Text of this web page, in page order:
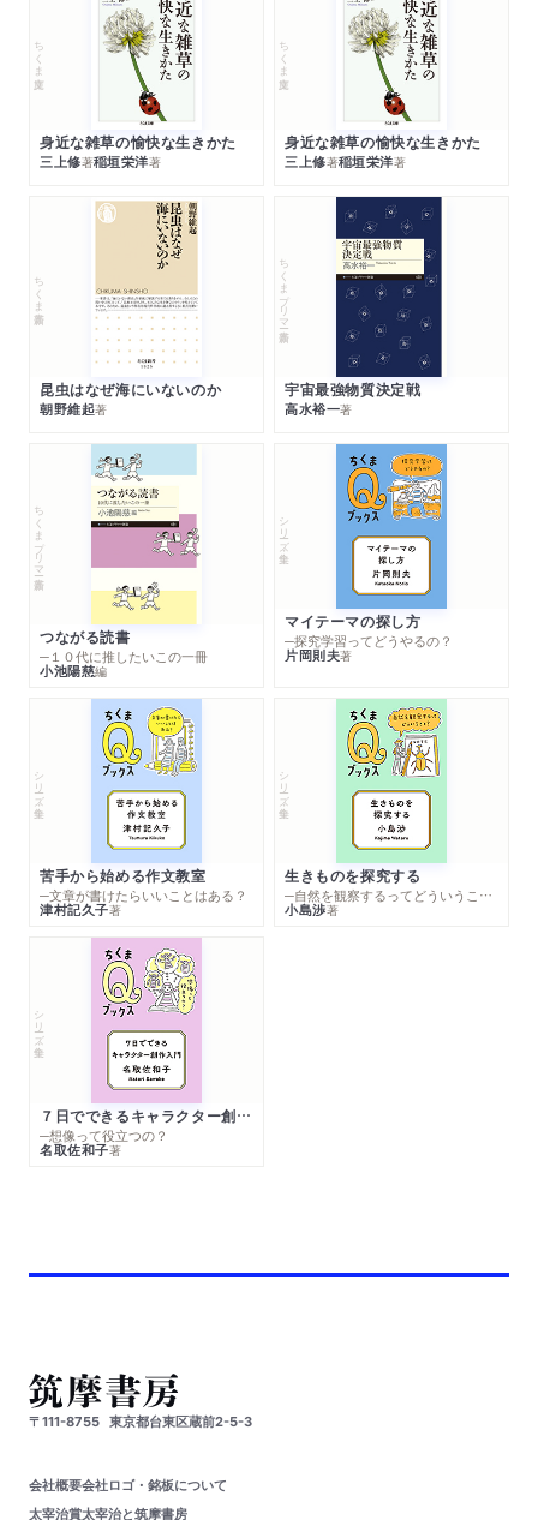
ちくま文庫
身近な雑草の愉快な生きかた
三上修著稲垣栄洋著
ちくま文庫
身近な雑草の愉快な生きかた
三上修著稲垣栄洋著
ちくま新書
昆虫はなぜ海にいないのか
朝野維起著
ちくまプリマー新書
宇宙最強物質決定戦
高水裕一著
ちくまプリマー新書
つながる読書
─１０代に推したいこの一冊
小池陽慈編
シリーズ・全集
マイテーマの探し方
─探究学習ってどうやるの？
片岡則夫著
シリーズ・全集
苦手から始める作文教室
─文章が書けたらいいことはある？
津村記久子著
シリーズ・全集
生きものを探究する
─自然を観察するってどういうこと？
小島渉著
シリーズ・全集
７日でできるキャラクター創作入門
─想像って役立つの？
名取佐和子著
〒111-8755 東京都台東区蔵前2-5-3
会社概要会社ロゴ・銘板について
太宰治賞太宰治と筑摩書房